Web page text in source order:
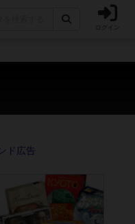
ログイン
間は含まれていないため、初めて